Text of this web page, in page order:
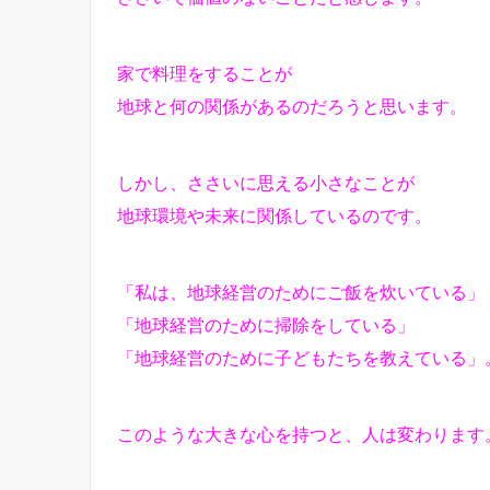
家で料理をすることが
地球と何の関係があるのだろうと思います。
しかし、ささいに思える小さなことが
地球環境や未来に関係しているのです。
「私は、地球経営のためにご飯を炊いている」
「地球経営のために掃除をしている」
「地球経営のために子どもたちを教えている」
このような大きな心を持つと、人は変わります